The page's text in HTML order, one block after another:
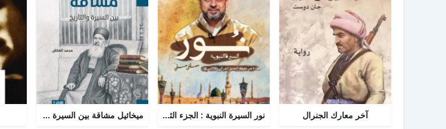
آخر معارك الجنرال نور السيرة النبوية : الجزء الثاني ميخائيل مشاقة بين السيرة والتاريخ